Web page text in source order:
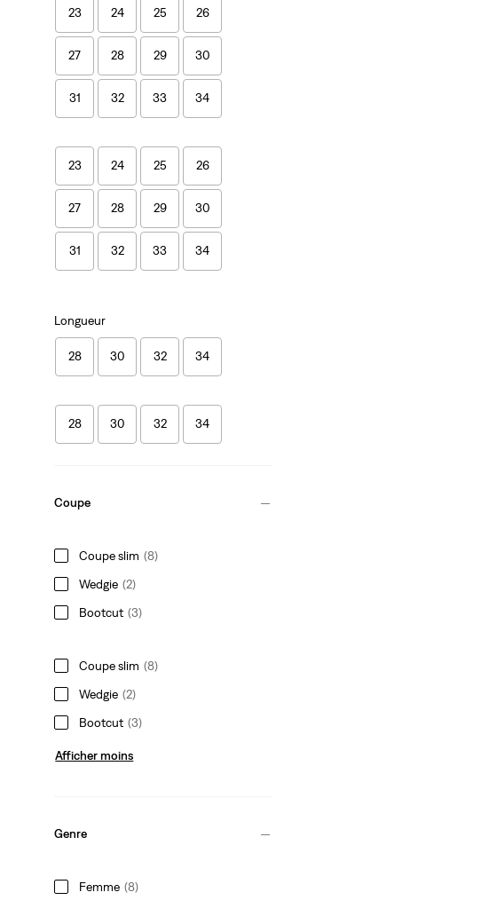
23 24 25 26
27 28 29 30
31 32 33 34
23 24 25 26
27 28 29 30
31 32 33 34
Longueur
28 30 32 34
28 30 32 34
Coupe
Coupe slim (8)
Wedgie (2)
Bootcut (3)
Coupe slim (8)
Wedgie (2)
Bootcut (3)
Afficher moins
Genre
Femme (8)